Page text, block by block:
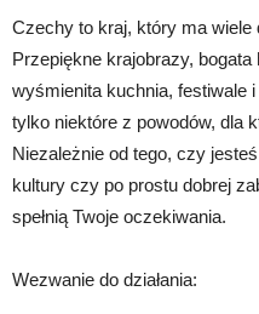
Czechy to kraj, który ma wiele
Przepiękne krajobrazy,
wyśmienita kuchnia, festiwale
tylko niektóre z powodów, dla
Niezależnie od tego, czy
kultury czy po prostu dobrej
spełnią Twoje oczekiwania.
Wezwanie do działania: